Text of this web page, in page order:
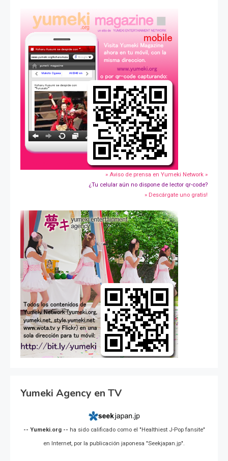
» Aviso de prensa en Yumeki Network »
¿Tu celular aún no dispone de lector qr-code?
» Descárgate uno gratis!
Yumeki Agency en TV
-- Yumeki.org -- ha sido calificado como el "Healthiest J-Pop fansite"
en Internet, por la publicación japonesa "Seekjapan.jp".